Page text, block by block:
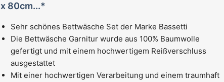
x 80cm...*
Sehr schönes Bettwäsche Set der Marke Bassetti
Die Bettwäsche Garnitur wurde aus 100% Baumwolle
gefertigt und mit einem hochwertigem Reißverschluss
ausgestattet
Mit einer hochwertigen Verarbeitung und einem traumhaft